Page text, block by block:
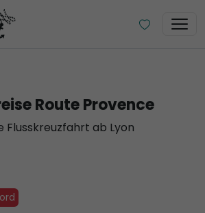
Route Provence
Flusskreuzfahrt ab Lyon